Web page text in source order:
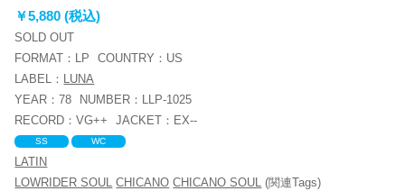
￥5,880 (税込)
SOLD OUT
FORMAT： LP COUNTRY： US
LABEL： LUNA
YEAR：78 NUMBER： LLP-1025
RECORD：VG++ JACKET： EX--
SS WC
LATIN
LOWRIDER SOUL CHICANO CHICANO SOUL (関連Tags)